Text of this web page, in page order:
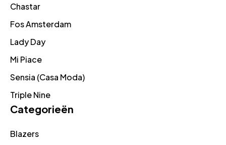
Chastar
Fos Amsterdam
Lady Day
Mi Piace
Sensia (Casa Moda)
Triple Nine
Categorieën
Blazers